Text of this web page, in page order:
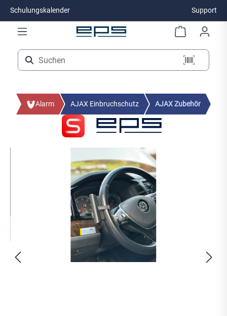
Zum Hauptinhalt springen
Schulungskalender Support
Alarm AJAX Einbruchschutz AJAX Zubehör